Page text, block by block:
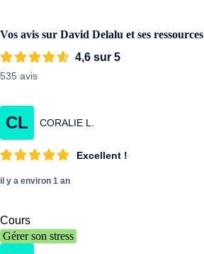
Vos avis sur David Delalu et ses ressources
4,6 sur 5
535 avis
CL CORALIE L.
Excellent !
il y a environ 1 an
Cours
Gérer son stress